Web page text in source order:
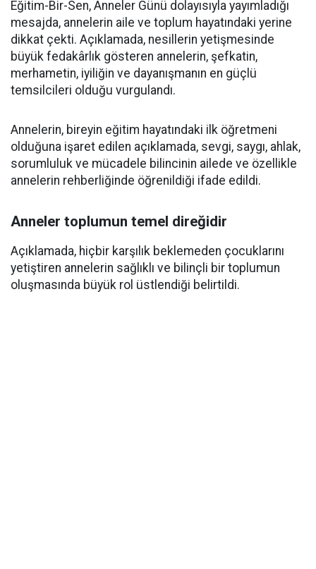
Eğitim-Bir-Sen, Anneler Günü dolayısıyla yayımladığı
mesajda, annelerin aile ve toplum hayatındaki yerine
dikkat çekti. Açıklamada, nesillerin yetişmesinde
büyük fedakârlık gösteren annelerin, şefkatin,
merhametin, iyiliğin ve dayanışmanın en güçlü
temsilcileri olduğu vurgulandı.
Annelerin, bireyin eğitim hayatındaki ilk öğretmeni
olduğuna işaret edilen açıklamada, sevgi, saygı, ahlak,
sorumluluk ve mücadele bilincinin ailede ve özellikle
annelerin rehberliğinde öğrenildiği ifade edildi.
Anneler toplumun temel direğidir
Açıklamada, hiçbir karşılık beklemeden çocuklarını
yetiştiren annelerin sağlıklı ve bilinçli bir toplumun
oluşmasında büyük rol üstlendiği belirtildi.